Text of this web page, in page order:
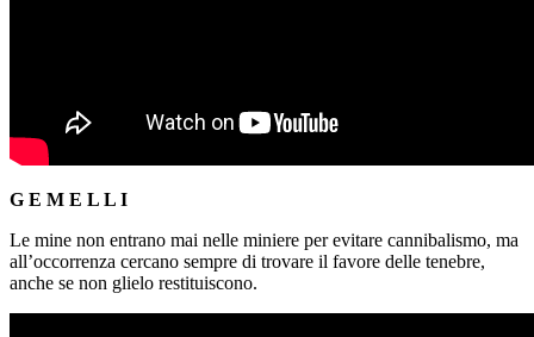
G E M E L L I
Le mine non entrano mai nelle miniere per evitare cannibalismo, ma
all’occorrenza cercano sempre di trovare il favore delle tenebre,
anche se non glielo restituiscono.